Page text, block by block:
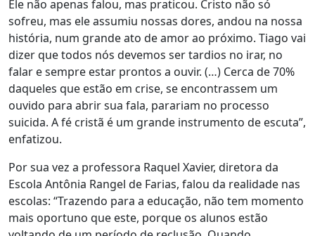
Ele não apenas falou, mas praticou. Cristo não só
sofreu, mas ele assumiu nossas dores, andou na nossa
história, num grande ato de amor ao próximo. Tiago vai
dizer que todos nós devemos ser tardios no irar, no
falar e sempre estar prontos a ouvir. (…) Cerca de 70%
daqueles que estão em crise, se encontrassem um
ouvido para abrir sua fala, parariam no processo
suicida. A fé cristã é um grande instrumento de escuta”,
enfatizou.
Por sua vez a professora Raquel Xavier, diretora da
Escola Antônia Rangel de Farias, falou da realidade nas
escolas: “Trazendo para a educação, não tem momento
mais oportuno que este, porque os alunos estão